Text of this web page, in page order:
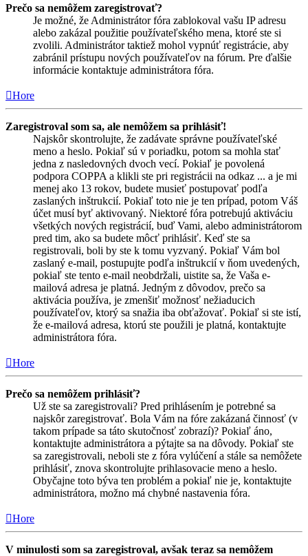
Prečo sa nemôžem zaregistrovať?
Je možné, že Administrátor fóra zablokoval vašu IP adresu
alebo zakázal použitie používateľského mena, ktoré ste si
zvolili. Administrátor taktiež mohol vypnúť registrácie, aby
zabránil prístupu nových používateľov na fórum. Pre ďalšie
informácie kontaktuje administrátora fóra.
Hore
Zaregistroval som sa, ale nemôžem sa prihlásiť!
Najskôr skontrolujte, že zadávate správne používateľské
meno a heslo. Pokiaľ sú v poriadku, potom sa mohla stať
jedna z nasledovných dvoch vecí. Pokiaľ je povolená
podpora COPPA a klikli ste pri registrácii na odkaz ... a je mi
menej ako 13 rokov, budete musieť postupovať podľa
zaslaných inštrukcií. Pokiaľ toto nie je ten prípad, potom Váš
účet musí byť aktivovaný. Niektoré fóra potrebujú aktiváciu
všetkých nových registrácií, buď Vami, alebo administrátorom
pred tim, ako sa budete môcť prihlásiť. Keď ste sa
registrovali, boli by ste k tomu vyzvaný. Pokiaľ Vám bol
zaslaný e-mail, postupujte podľa inštrukcií v ňom uvedených,
pokiaľ ste tento e-mail neobdržali, uistite sa, že Vaša e-
mailová adresa je platná. Jedným z dôvodov, prečo sa
aktivácia používa, je zmenšiť možnosť nežiaducich
používateľov, ktorý sa snažia iba obťažovať. Pokiaľ si ste istí,
že e-mailová adresa, ktorú ste použili je platná, kontaktujte
administrátora fóra.
Hore
Prečo sa nemôžem prihlásiť?
Už ste sa zaregistrovali? Pred prihlásením je potrebné sa
najskôr zaregistrovať. Bola Vám na fóre zakázaná činnosť (v
takom prípade sa táto skutočnosť zobrazí)? Pokiaľ áno,
kontaktujte administrátora a pýtajte sa na dôvody. Pokiaľ ste
sa zaregistrovali, neboli ste z fóra vylúčení a stále sa nemôžete
prihlásiť, znova skontrolujte prihlasovacie meno a heslo.
Obyčajne toto býva ten problém a pokiaľ nie je, kontaktujte
administrátora, možno má chybné nastavenia fóra.
Hore
V minulosti som sa zaregistroval, avšak teraz sa nemôžem